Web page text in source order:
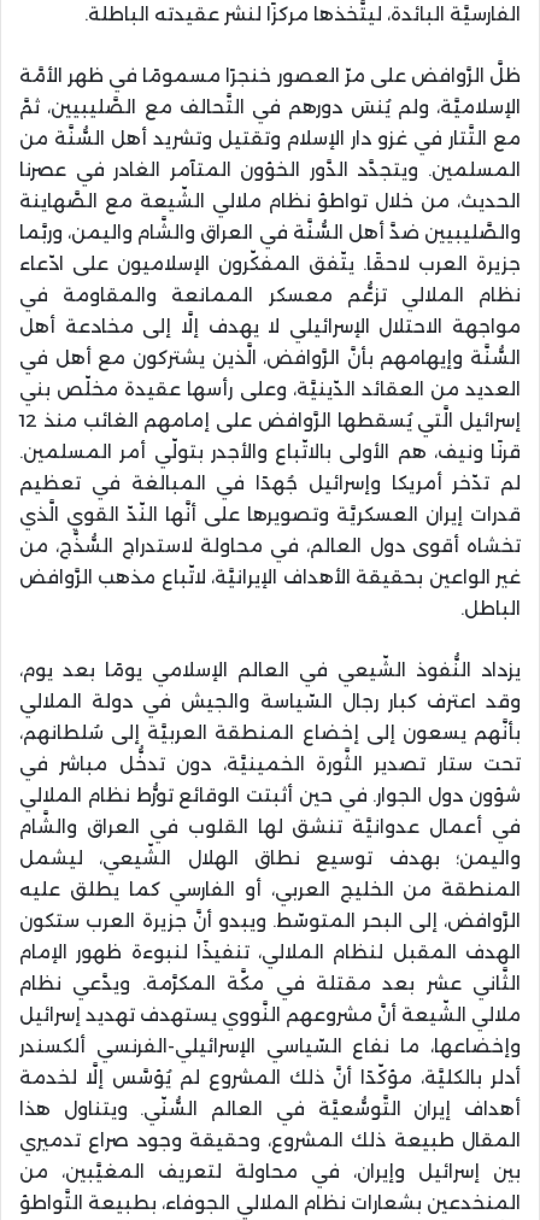
الفارسيَّة البائدة، ليتَّخذها مركزًا لنشر عقيدته الباطلة.
ظلَّ الرَّوافض على مرّ العصور خنجرًا مسمومًا في ظهر الأمَّة
الإسلاميَّة، ولم يُنسَ دورهم في التَّحالف مع الصَّليبيين، ثمَّ
مع التَّتار في غزو دار الإسلام وتقتيل وتشريد أهل السُّنَّة من
المسلمين. ويتجدَّد الدَّور الخؤون المتآمر الغادر في عصرنا
الحديث، من خلال تواطؤ نظام ملالي الشّيعة مع الصَّهاينة
والصَّليبيين ضدَّ أهل السُّنَّة في العراق والشَّام واليمن، وربَّما
جزيرة العرب لاحقًا. يتّفق المفكّرون الإسلاميون على ادّعاء
نظام الملالي تزعُّم معسكر الممانعة والمقاومة في
مواجهة الاحتلال الإسرائيلي لا يهدف إلَّا إلى مخادعة أهل
السُّنَّة وإيهامهم بأنَّ الرَّوافض، الَّذين يشتركون مع أهل في
العديد من العقائد الدّينيَّة، وعلى رأسها عقيدة مخلّص بني
إسرائيل الَّتي يُسقطها الرَّوافض على إمامهم الغائب منذ 12
قرنًا ونيف، هم الأولى بالاتّباع والأجدر بتولّي أمر المسلمين.
لم تدّخر أمريكا وإسرائيل جُهدًا في المبالغة في تعظيم
قدرات إيران العسكريَّة وتصويرها على أنَّها النّدّ القوي الَّذي
تخشاه أقوى دول العالم، في محاولة لاستدراج السُّذَّج، من
غير الواعين بحقيقة الأهداف الإيرانيَّة، لاتّباع مذهب الرَّوافض
الباطل.
يزداد النُّفوذ الشّيعي في العالم الإسلامي يومًا بعد يوم،
وقد اعترف كبار رجال السّياسة والجيش في دولة الملالي
بأنَّهم يسعون إلى إخضاع المنطقة العربيَّة إلى سُلطانهم،
تحت ستار تصدير الثَّورة الخمينيَّة، دون تدخُّل مباشر في
شؤون دول الجوار. في حين أثبتت الوقائع تورُّط نظام الملالي
في أعمال عدوانيَّة تنشق لها القلوب في العراق والشَّام
واليمن؛ بهدف توسيع نطاق الهلال الشّيعي، ليشمل
المنطقة من الخليج العربي، أو الفارسي كما يطلق عليه
الرَّوافض، إلى البحر المتوسّط. ويبدو أنَّ جزيرة العرب ستكون
الهدف المقبل لنظام الملالي، تنفيذًا لنبوءة ظهور الإمام
الثَّاني عشر بعد مقتلة في مكَّة المكرَّمة. ويدَّعي نظام
ملالي الشّيعة أنَّ مشروعهم النَّووي يستهدف تهديد إسرائيل
وإخضاعها، ما نفاع السّياسي الإسرائيلي-الفرنسي ألكسندر
أدلر بالكليَّة، مؤكّدًا أنَّ ذلك المشروع لم يُؤسَّس إلَّا لخدمة
أهداف إيران التَّوسُّعيَّة في العالم السُّنّي. ويتناول هذا
المقال طبيعة ذلك المشروع، وحقيقة وجود صراع تدميري
بين إسرائيل وإيران، في محاولة لتعريف المغيَّبين، من
المنخدعين بشعارات نظام الملالي الجوفاء، بطبيعة التَّواطؤ